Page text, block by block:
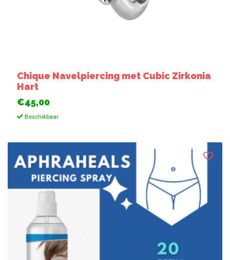
Chique Navelpiercing met Cubic Zirkonia
Hart
€45,00
Beschikbaar